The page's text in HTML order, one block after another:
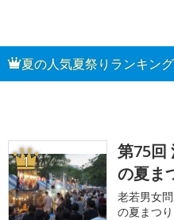
夏の人気夏祭りランキン
1
第75回
の夏ま
老若男女
の夏まつり